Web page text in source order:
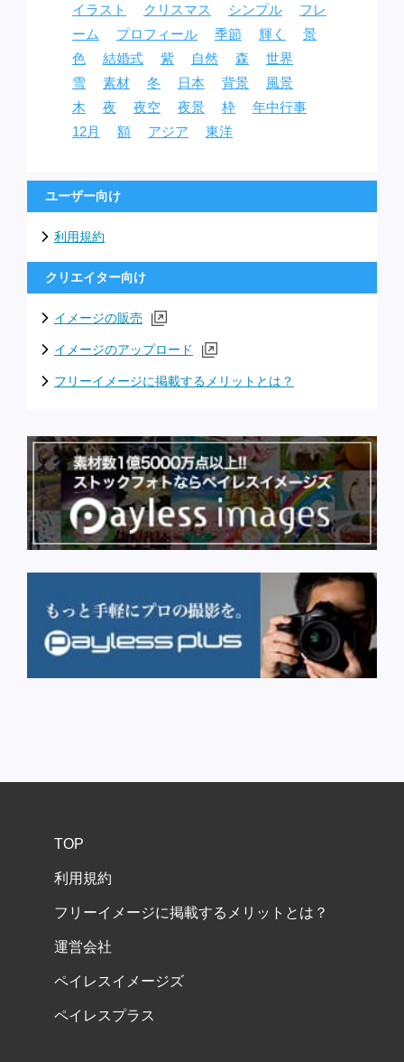
イラスト クリスマス シンプル
フレ
ーム
プロフィール 季節 輝く
景
色
結婚式 紫 自然 森
世界
雪
素材 冬 日本 背景
風景
木
夜 夜空 夜景 枠
年中行事
12月
額 アジア 東洋
ユーザー向け
利用規約
クリエイター向け
イメージの販売
イメージのアップロード
フリーイメージに掲載するメリットとは？
TOP
利用規約
フリーイメージに掲載するメリットとは？
運営会社
ペイレスイメージズ
ペイレスプラス